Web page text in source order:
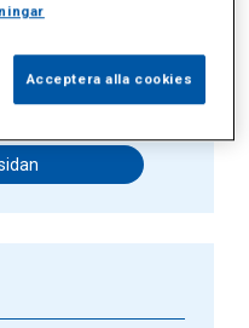
91
Acceptera alla cookies